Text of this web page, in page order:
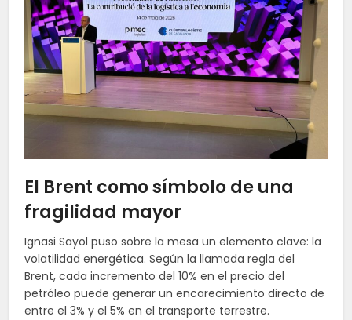
El Brent como símbolo de una
fragilidad mayor
Ignasi Sayol puso sobre la mesa un elemento clave: la
volatilidad energética. Según la llamada regla del
Brent, cada incremento del 10% en el precio del
petróleo puede generar un encarecimiento directo de
entre el 3% y el 5% en el transporte terrestre.